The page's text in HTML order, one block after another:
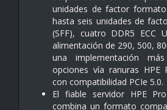
unidades de factor
hasta seis unidades de
(SFF), cuatro DDR5 ECC
alimentación de 290, 500,
una implementación
opciones vía ranuras HPE
con compatibilidad PCIe 5.0.
El fiable servidor HPE
combina un formato